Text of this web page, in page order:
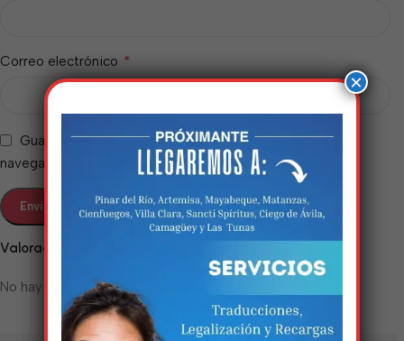
Valoraciones
No hay valoraciones aún.
Correo electrónico *
Guarda mi nombre, correo electrónico y web en este
navegador para la próxima vez que comente.
×
Estamos trabalhando
nisso!
Em breve, esta página estará
disponível com novidades